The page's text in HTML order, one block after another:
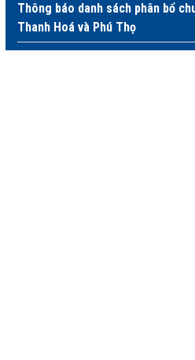
Thông báo danh sách phân bổ
Thanh Hoá và Phú Thọ